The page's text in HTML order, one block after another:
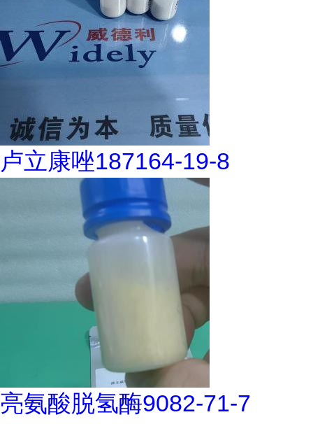
卢立康唑187164-19-8
亮氨酸脱氢酶9082-71-7